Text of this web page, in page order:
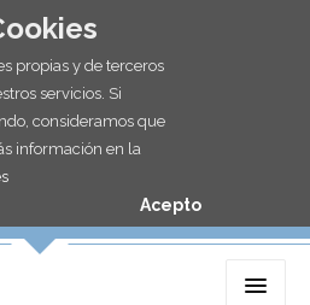
propias y de terceros
servicios. Si
consideramos que
información en la
Acepto